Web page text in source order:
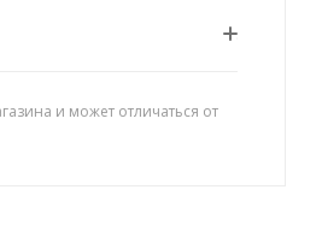
и может отличаться от